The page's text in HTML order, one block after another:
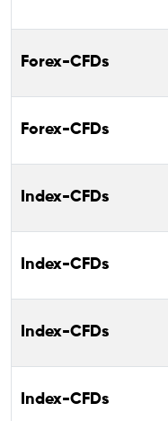
Forex-CFDs
Forex-CFDs
Index-CFDs
Index-CFDs
Index-CFDs
Index-CFDs